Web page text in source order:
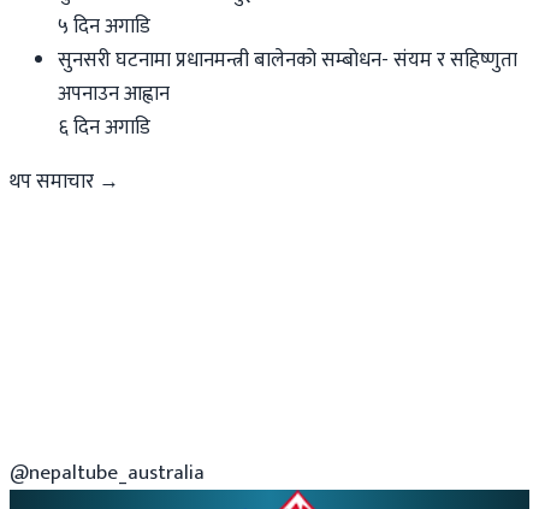
५ दिन अगाडि
सुनसरी घटनामा प्रधानमन्त्री बालेनको सम्बोधन- संयम र सहिष्णुता
अपनाउन आह्वान
६ दिन अगाडि
थप समाचार →
@nepaltube_australia